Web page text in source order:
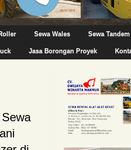
Sewa Wales Sewa
Jasa Borongan Proyek